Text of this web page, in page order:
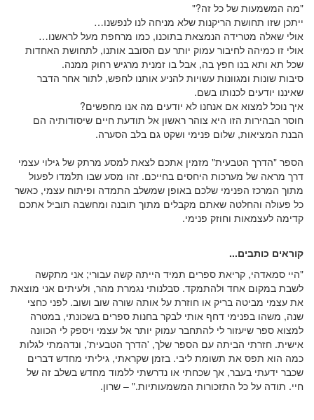
"מה המשמעות של כל זה?"
ייתכן שזו תחושת הריקנות שלא מניחה לנו לנפשנו…
אולי שאלה מטרידה הנמצאת בתוכנו, כמו מרחפת מעל לראשנו…
אולי זו כמיהה לחיבור עמוק יותר עם הסובב אותנו, לתחושת האחדות
שכל תא ותא בנו חפץ בה, אבל בו זמנית מרגיש רחוק ממנה.
סיבות שונות ומגוונות עשויות להניע אותנו לחפש, לתור אחר הדבר
שאיננו יודעים לכנותו בשם.
איך נוכל למצוא אם אנחנו לא יודעים מה אנו מחפשים?
חוסר הבהירות הזו היא צוהר ראשון אל תודעת חיים שיסודותיה הם
הבנת המציאות, שלום פנימי ושקט גם בלב הסערה.
הספר "הדרך הטבעית" מזמין אתכם לצאת למסע מרתק של גילוי עצמי
דרך מראה של מערכות היחסים בחייכם. זהו מסע שבו תלמדו לפעול
מתוך המרכז הפנימי שלכם באופן שמשלב התמדה ופיתוח עצמי, כאשר
כל פעולה והחלטה שאתם מקבלים מתוך תובנה ומחשבה תוביל אתכם
קדימה לעצמאות וחוזק פנימי.
קוראים כותבים...
"היי סמאדהי, קריאת ספרים תמיד הייתה קשה עבורי; אני מתקשה
לשבת במקום אחד ולהתמקד. סבלנותי נגמרת מהר, ולעיתים אני מוצאת
את עצמי מביטה בריק או חוזרת על אותה שורה שוב ושוב. לפני כחצי
שנה, משהו בפנימי דחף אותי לבקר בחנות ספרים בשכונתי, במטרה
למצוא ספר שיעזור לי להתחבר עמוק יותר אל עצמי ויספק לי הכוונה
אישית. חזרתי הביתה עם הספר שלך, 'הדרך הטבעית', ונדהמתי לגלות
כמה הוא תפס את תשומת ליבי. בזמן שקראתי, גיליתי מחדש דברים
שכבר ידעתי בעבר, אך שכחתי או נדרשתי ללמוד מחדש בשלב זה של
חיי. תודה על כל התזכורות המשמעותיות." – שרון.